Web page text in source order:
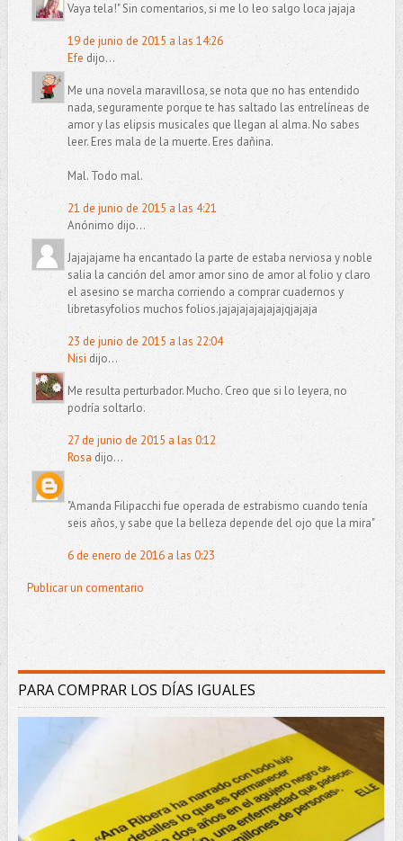
Vaya tela!" Sin comentarios, si me lo leo salgo loca jajaja
19 de junio de 2015 a las 14:26
Efe dijo...
Me una novela maravillosa, se nota que no has entendido
nada, seguramente porque te has saltado las entrelíneas de
amor y las elipsis musicales que llegan al alma. No sabes
leer. Eres mala de la muerte. Eres dañina.
Mal. Todo mal.
21 de junio de 2015 a las 4:21
Anónimo dijo...
Jajajajame ha encantado la parte de estaba nerviosa y noble
salia la canción del amor amor sino de amor al folio y claro
el asesino se marcha corriendo a comprar cuadernos y
libretasyfolios muchos folios.jajajajajajajajqjajaja
23 de junio de 2015 a las 22:04
Nisi dijo...
Me resulta perturbador. Mucho. Creo que si lo leyera, no
podría soltarlo.
27 de junio de 2015 a las 0:12
Rosa dijo...
"Amanda Filipacchi fue operada de estrabismo cuando tenía
seis años, y sabe que la belleza depende del ojo que la mira"
6 de enero de 2016 a las 0:23
Publicar un comentario
PARA COMPRAR LOS DÍAS IGUALES